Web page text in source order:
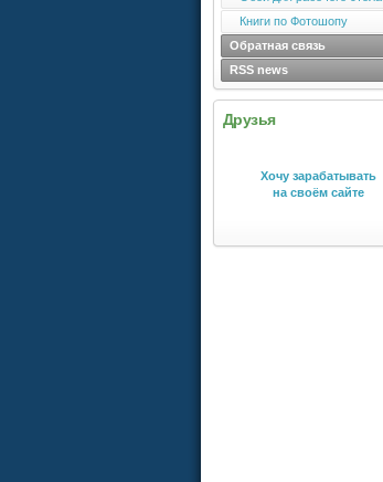
Книги по Фотошопу
Обратная связь
RSS news
Друзья
Хочу зарабатывать
на своём сайте